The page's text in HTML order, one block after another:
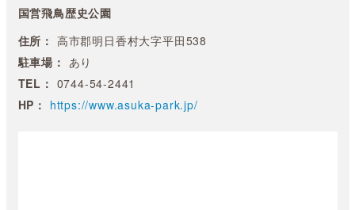
国営飛鳥歴史公園
住所： 高市郡明日香村大字平田538
駐車場： あり
TEL： 0744-54-2441
HP： https://www.asuka-park.jp/